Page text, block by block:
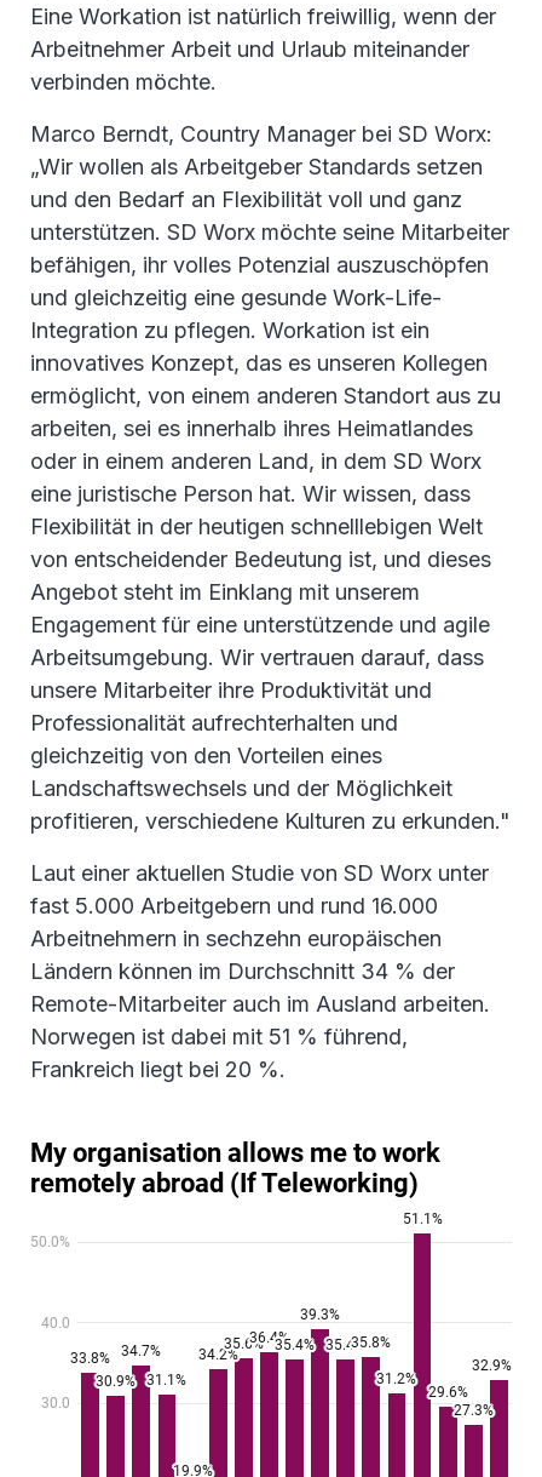
Eine Workation ist natürlich freiwillig, wenn der
Arbeitnehmer Arbeit und Urlaub miteinander
verbinden möchte.
Marco Berndt, Country Manager bei SD Worx:
„Wir wollen als Arbeitgeber Standards setzen
und den Bedarf an Flexibilität voll und ganz
unterstützen. SD Worx möchte seine Mitarbeiter
befähigen, ihr volles Potenzial auszuschöpfen
und gleichzeitig eine gesunde Work-Life-
Integration zu pflegen. Workation ist ein
innovatives Konzept, das es unseren Kollegen
ermöglicht, von einem anderen Standort aus zu
arbeiten, sei es innerhalb ihres Heimatlandes
oder in einem anderen Land, in dem SD Worx
eine juristische Person hat. Wir wissen, dass
Flexibilität in der heutigen schnelllebigen Welt
von entscheidender Bedeutung ist, und dieses
Angebot steht im Einklang mit unserem
Engagement für eine unterstützende und agile
Arbeitsumgebung. Wir vertrauen darauf, dass
unsere Mitarbeiter ihre Produktivität und
Professionalität aufrechterhalten und
gleichzeitig von den Vorteilen eines
Landschaftswechsels und der Möglichkeit
profitieren, verschiedene Kulturen zu erkunden."
Laut einer aktuellen Studie von SD Worx unter
fast 5.000 Arbeitgebern und rund 16.000
Arbeitnehmern in sechzehn europäischen
Ländern können im Durchschnitt 34 % der
Remote-Mitarbeiter auch im Ausland arbeiten.
Norwegen ist dabei mit 51 % führend,
Frankreich liegt bei 20 %.